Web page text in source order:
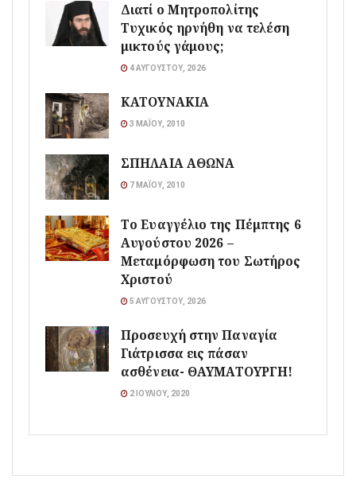
Διατί ο Μητροπολίτης
Τυχικός ηρνήθη να τελέση
μικτούς γάμους;
4 ΑΥΓΟΎΣΤΟΥ, 2026
ΚΑΤΟΥΝΑΚΙΑ
3 ΜΑΪ́ΟΥ, 2010
ΣΠΗΛΑΙΑ ΑΘΩΝΑ
7 ΜΑΪ́ΟΥ, 2010
Το Ευαγγέλιο της Πέμπτης 6
Αυγούστου 2026 –
Μεταμόρφωση του Σωτήρος
Χριστού
5 ΑΥΓΟΎΣΤΟΥ, 2026
Προσευχή στην Παναγία
Γιάτρισσα εις πάσαν
ασθένεια- ΘΑΥΜΑΤΟΥΡΓΗ!
2 ΙΟΥΛΊΟΥ, 2020